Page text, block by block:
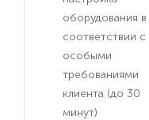
оборудования в
соответствии с
особыми
требованиями
клиента (до 30
минут)